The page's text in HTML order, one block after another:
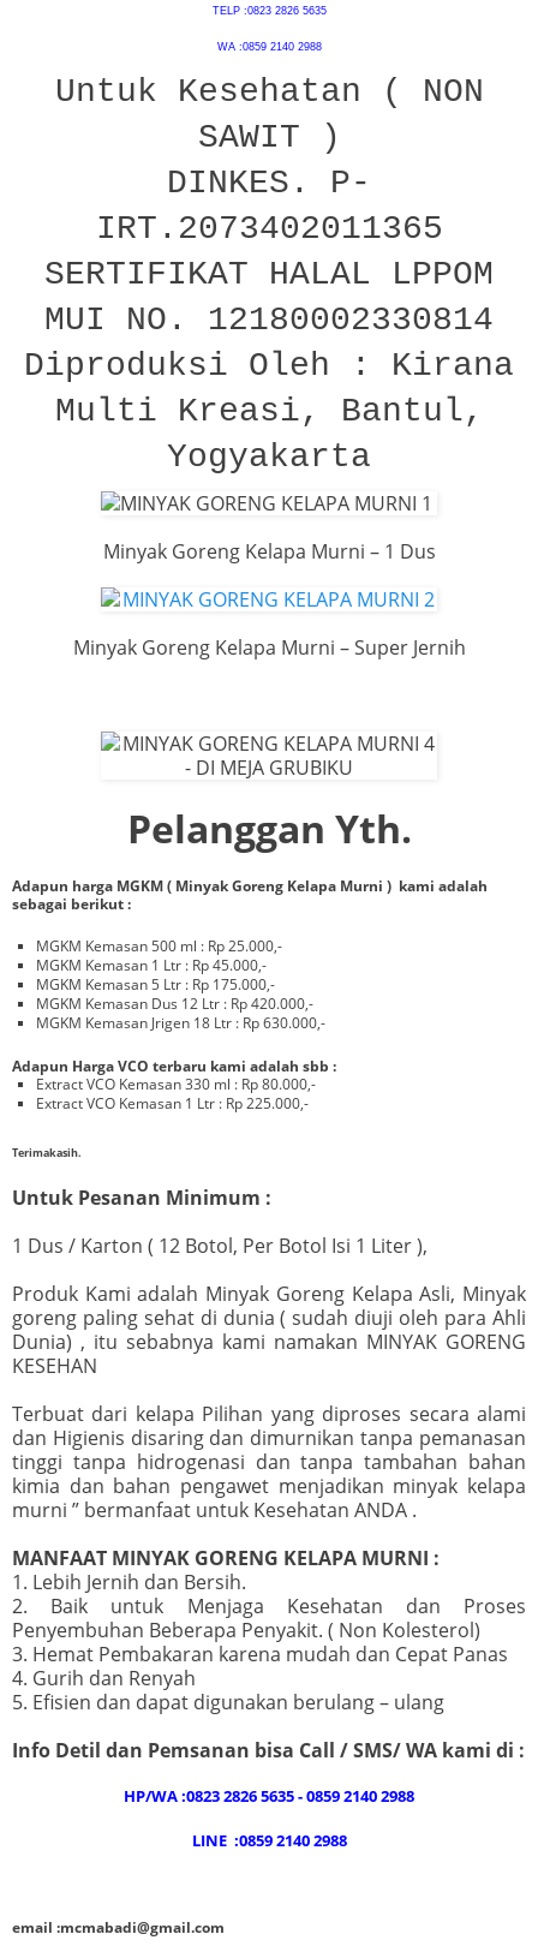
TELP :0823 2826 5635
WA :0859 2140 2988
Untuk Kesehatan ( NON
SAWIT )
DINKES. P-
IRT.2073402011365
SERTIFIKAT HALAL LPPOM
MUI NO. 12180002330814
Diproduksi Oleh : Kirana
Multi Kreasi, Bantul,
Yogyakarta
Minyak Goreng Kelapa Murni – 1 Dus
Minyak Goreng Kelapa Murni – Super Jernih
Pelanggan Yth.
Adapun harga MGKM ( Minyak Goreng Kelapa Murni ) kami adalah
sebagai berikut :
MGKM Kemasan 500 ml : Rp 25.000,-
MGKM Kemasan 1 Ltr : Rp 45.000,-
MGKM Kemasan 5 Ltr : Rp 175.000,-
MGKM Kemasan Dus 12 Ltr : Rp 420.000,-
MGKM Kemasan Jrigen 18 Ltr : Rp 630.000,-
Adapun Harga VCO terbaru kami adalah sbb :
Extract VCO Kemasan 330 ml : Rp 80.000,-
Extract VCO Kemasan 1 Ltr : Rp 225.000,-
Terimakasih.
Untuk Pesanan Minimum :
1 Dus / Karton ( 12 Botol, Per Botol Isi 1 Liter ),
Produk Kami adalah Minyak Goreng Kelapa Asli, Minyak
goreng paling sehat di dunia ( sudah diuji oleh para Ahli
Dunia) , itu sebabnya kami namakan MINYAK GORENG
KESEHAN
Terbuat dari kelapa Pilihan yang diproses secara alami
dan Higienis disaring dan dimurnikan tanpa pemanasan
tinggi tanpa hidrogenasi dan tanpa tambahan bahan
kimia dan bahan pengawet menjadikan minyak kelapa
murni ” bermanfaat untuk Kesehatan ANDA .
MANFAAT MINYAK GORENG KELAPA MURNI :
1. Lebih Jernih dan Bersih.
2. Baik untuk Menjaga Kesehatan dan Proses
Penyembuhan Beberapa Penyakit. ( Non Kolesterol)
3. Hemat Pembakaran karena mudah dan Cepat Panas
4. Gurih dan Renyah
5. Efisien dan dapat digunakan berulang – ulang
Info Detil dan Pemsanan bisa Call / SMS/ WA kami di :
HP/WA :0823 2826 5635 - 0859 2140 2988
LINE :0859 2140 2988
email :mcmabadi@gmail.com